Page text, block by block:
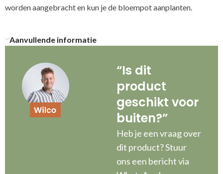
worden aangebracht en kun je de bloempot aanplanten.
Aanvullende informatie
“Is dit
product
geschikt voor
buiten?”
Heb je een vraag over
dit product? Stuur
ons een bericht via